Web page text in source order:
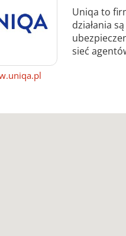
Uniqa to
działania
sieć